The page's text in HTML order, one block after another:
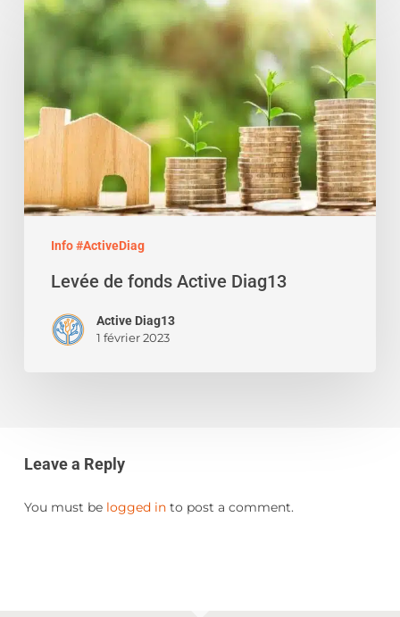
Info #ActiveDiag
de
Levée de fonds Active Diag13
Active Diag13
1 février 2023
Leave a Reply
You must be logged into post a comment.